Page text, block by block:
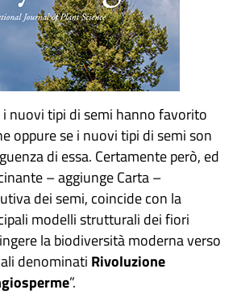
i nuovi tipi di semi hanno favorito
oppure se i nuovi tipi di semi son
di essa. Certamente però, ed
– aggiunge Carta –
dei semi, coincide con la
modelli strutturali dei fiori
la biodiversità moderna verso
denominati Rivoluzione
”.